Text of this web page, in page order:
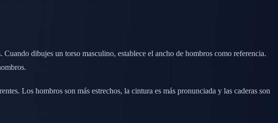
dibujes un torso masculino, establece el ancho de hombros como referencia.
Los hombros son más estrechos, la cintura es más pronunciada y las caderas son